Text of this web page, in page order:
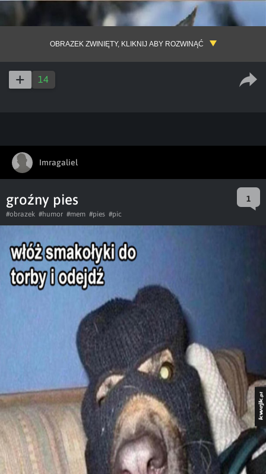
OBRAZEK ZWINIĘTY, KLIKNIJ ABY ROZWINĄĆ
14
Imragaliel
groźny pies 1
#obrazek #humor #mem #pies #pic